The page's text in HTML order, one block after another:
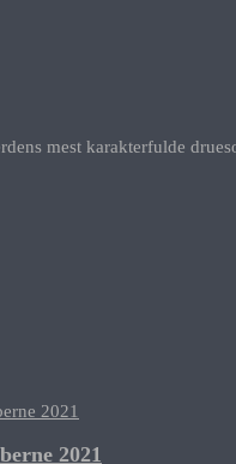
mest karakterfulde
2021